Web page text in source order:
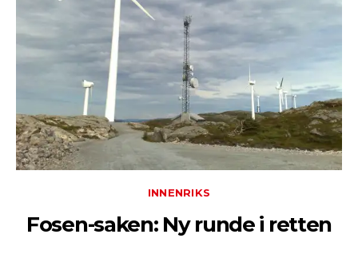
INNENRIKS
Fosen-saken: Ny runde i retten